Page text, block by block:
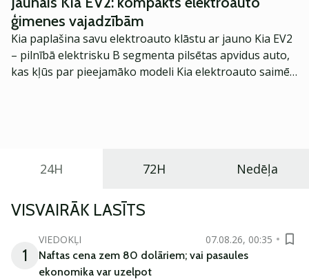
ģimenes vajadzībām
Kia paplašina savu elektroauto klāstu ar jauno Kia EV2
– pilnībā elektrisku B segmenta pilsētas apvidus auto,
kas kļūs par pieejamāko modeli Kia elektroauto saimē
24H 72H Nedēļa
VISVAIRĀK LASĪTS
1
VIEDOKĻI
07.08.26, 00:35
Naftas cena zem 80 dolāriem; vai pasaules
ekonomika var uzelpot